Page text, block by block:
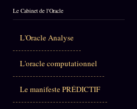
Le Cabinet de l'Oracle
L'Oracle Analyse
L'oracle computationnel
Le manifeste PRÉDICTIF